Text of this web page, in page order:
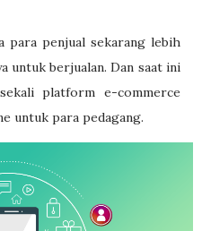
para penjual sekarang lebih
untuk berjualan. Dan saat ini
platform e-commerce
untuk para pedagang.